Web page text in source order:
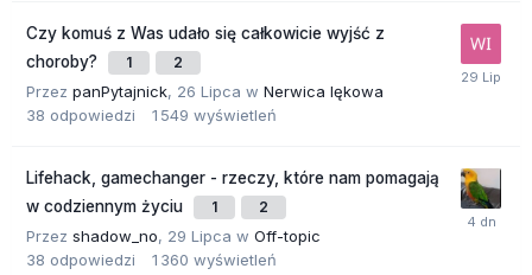
Czy komuś z Was udało się całkowicie wyjść z
choroby?
1 2
Przez panPytajnick, 26 Lipca w Nerwica lękowa
38 odpowiedzi 1 549 wyświetleń
Lifehack, gamechanger - rzeczy, które nam pomagają
w codziennym życiu
1 2
Przez shadow_no, 29 Lipca w Off-topic
38 odpowiedzi 1 360 wyświetleń